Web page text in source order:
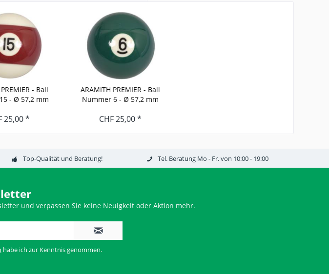
- Ball
- Ø 57,2 mm
25,00 *
ARAMITH PREMIER - Ball
Nummer 6 - Ø 57,2 mm
CHF 25,00 *
Top-Qualität und Beratung! Tel. Beratung Mo - Fr. von 10:00 - 19:00
und verpassen Sie keine Neuigkeit oder Aktion mehr.
habe ich zur Kenntnis genommen.